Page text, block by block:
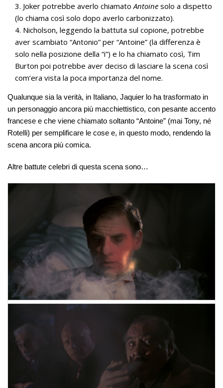
Joker potrebbe averlo chiamato Antoine solo a dispetto
(lo chiama così solo dopo averlo carbonizzato).
Nicholson, leggendo la battuta sul copione, potrebbe
aver scambiato “Antonio” per “Antoine” (la differenza è
solo nella posizione della “i”) e lo ha chiamato così, Tim
Burton poi potrebbe aver deciso di lasciare la scena così
com’era vista la poca importanza del nome.
Qualunque sia la verità, in Italiano, Jaquier lo ha trasformato in
un personaggio ancora più macchiettistico, con pesante accento
francese e che viene chiamato soltanto “Antoine” (mai Tony, né
Rotelli) per semplificare le cose e, in questo modo, rendendo la
scena ancora più comica.
Altre battute celebri di questa scena sono…